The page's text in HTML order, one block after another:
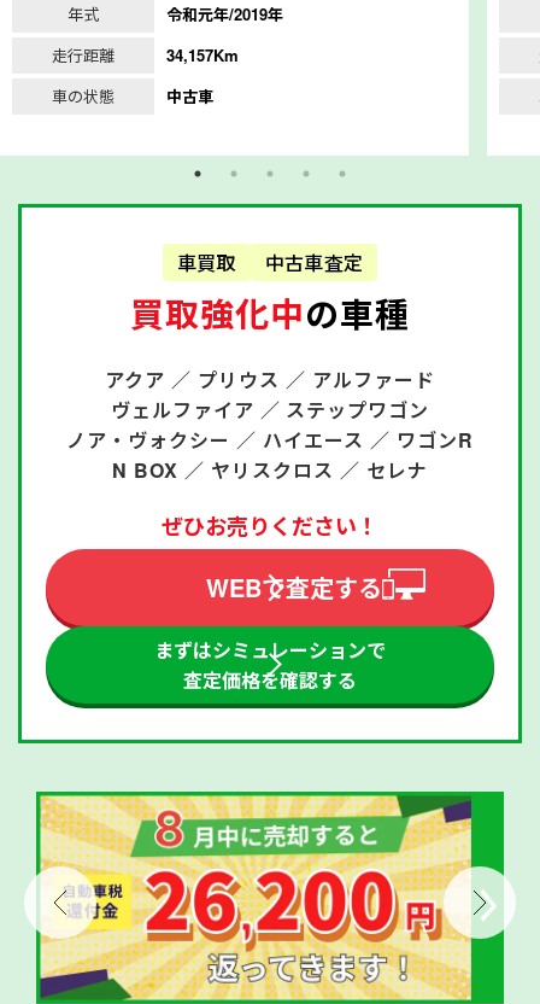
年式
令和元年/2019年
走行距離
34,157Km
車の状態
中古車
車買取 中古車査定
買取強化中の車種
アクア ／ プリウス ／ アルファード
ヴェルファイア ／ ステップワゴン
ノア・ヴォクシー ／ ハイエース ／ ワゴンR
N BOX ／ ヤリスクロス ／ セレナ
ぜひお売りください！
WEBで査定する
まずはシミュレーションで
査定価格を確認する